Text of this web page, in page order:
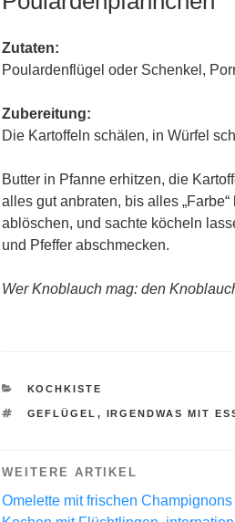
Zutaten:
Poulardenflügel oder Schenkel,
Zubereitung:
Die Kartoffeln schälen, in Würfel
Butter in Pfanne erhitzen, die
alles gut anbraten, bis alles
ablöschen, und sachte köcheln
und Pfeffer abschmecken.
Wer Knoblauch mag: den
KATEGORIEN
KOCHKISTE
SCHLAGWÖRTER
GEFLÜGEL , IRGENDWAS MIT
WEITERE ARTIKEL
Omelette mit frischen Champignons